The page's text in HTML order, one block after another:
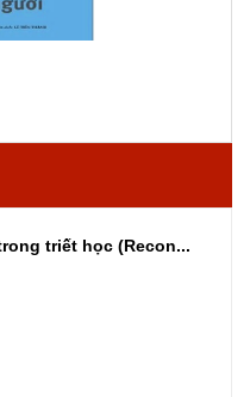
triết học (Recon...